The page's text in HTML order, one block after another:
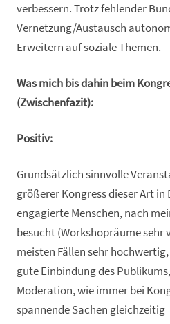
verbessern. Trotz fehlender
Vernetzung/Austausch
Erweitern auf soziale Themen.
Was mich bis dahin beim
(Zwischenfazit):
Positiv:
Grundsätzlich sinnvolle
größerer Kongress dieser Art in
engagierte Menschen, nach
besucht (Workshopräume sehr
meisten Fällen sehr
gute Einbindung des
Moderation, wie immer bei
spannende Sachen gleichzeitig